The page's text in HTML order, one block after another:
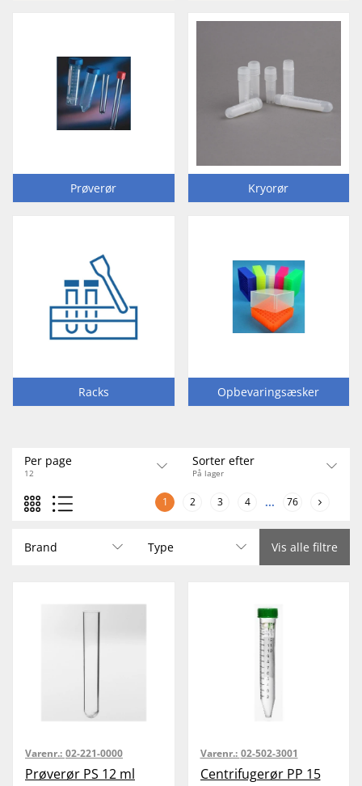
Prøverør Kryorør
Racks Opbevaringsæsker
Per page
12
Sorter efter
På lager
1 2 3 4 ... 76
Brand Type Vis alle filtre
Varenr.: 02-221-0000
Prøverør PS 12 ml
Varenr.: 02-502-3001
Centrifugerør PP 15